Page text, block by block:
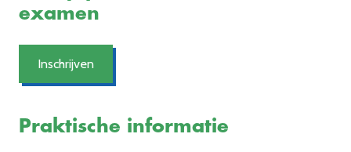
examen
Inschrijven
Praktische informatie